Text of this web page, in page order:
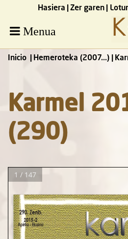
Hasiera Zer garen
Menua
Inicio Hemeroteka (2007...)
Karmel
(290)
1 / 147